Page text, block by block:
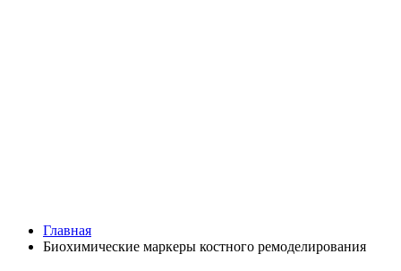
Главная
Биохимические маркеры костного ремоделирования